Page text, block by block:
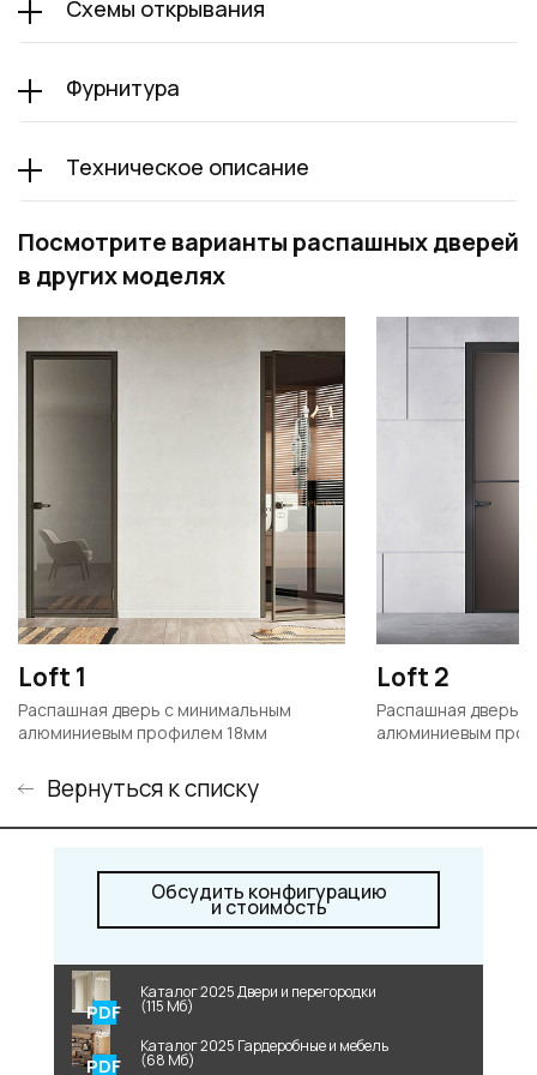
Схемы открывания
Фурнитура
Техническое описание
Посмотрите варианты распашных дверей
в других моделях
Loft 1
Распашная дверь с минимальным
алюминиевым профилем 18мм
Loft 2
Распашная дверь
алюминиевым
Вернуться к списку
Обсудить конфигурацию
и стоимость
Каталог 2025 Двери и перегородки
(115 Мб)
Каталог 2025 Гардеробные и мебель
(68 Мб)